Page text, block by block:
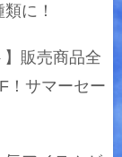
に！
】販売商品全
！サマーセー